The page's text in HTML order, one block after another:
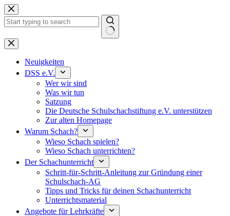
Keine
Ergebnisse
Neuigkeiten
DSS e.V.
Wer wir sind
Was wir tun
Satzung
Die Deutsche Schulschachstiftung e.V. unterstützen
Zur alten Homepage
Warum Schach?
Wieso Schach spielen?
Wieso Schach unterrichten?
Der Schachunterricht
Schritt-für-Schritt-Anleitung zur Gründung einer
Schulschach-AG
Tipps und Tricks für deinen Schachunterricht
Unterrichtsmaterial
Angebote für Lehrkräfte